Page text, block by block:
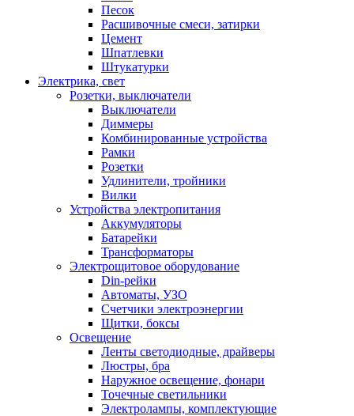
Песок
Расшивочные смеси, затирки
Цемент
Шпатлевки
Штукатурки
Электрика, свет
Розетки, выключатели
Выключатели
Диммеры
Комбинированные устройства
Рамки
Розетки
Удлинители, тройники
Вилки
Устройства электропитания
Аккумуляторы
Батарейки
Трансформаторы
Электрощитовое оборудование
Din-рейки
Автоматы, УЗО
Счетчики электроэнергии
Щитки, боксы
Освещение
Ленты светодиодные, драйверы
Люстры, бра
Наружное освещение, фонари
Точечные светильники
Электролампы, комплектующие